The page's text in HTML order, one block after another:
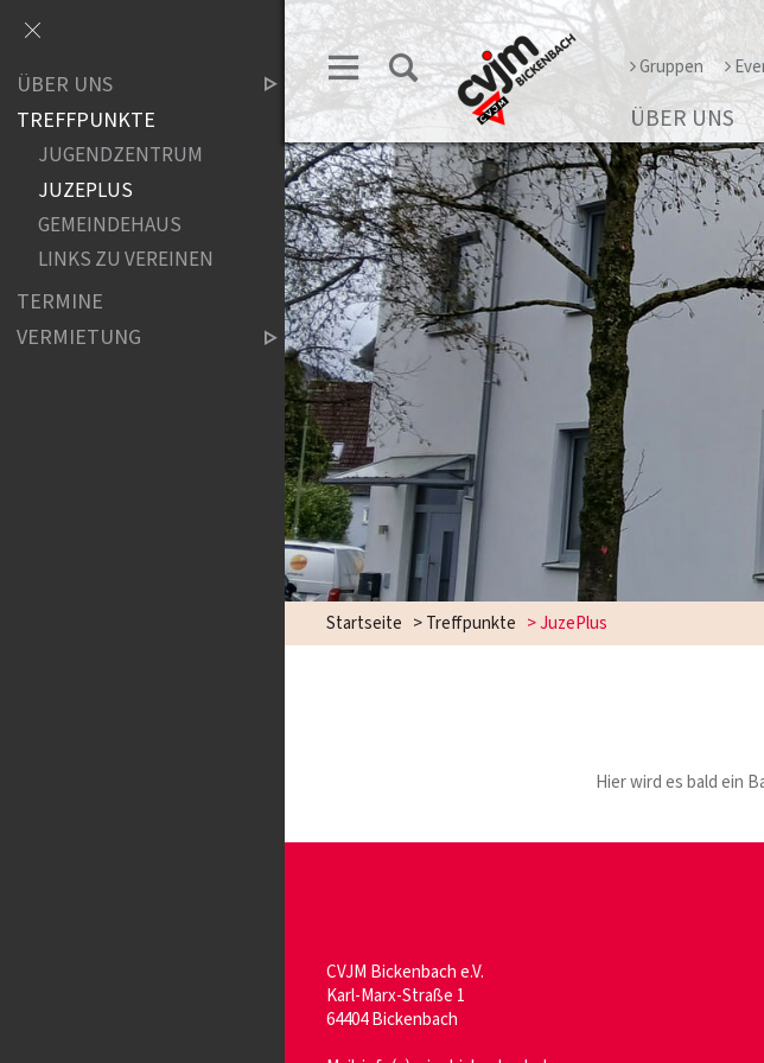
Gruppen
ÜBER UNS
Startseite >Treffpunkte >JuzePlus
Hier wird es bald ein
CVJM Bickenbach e.V.
Karl-Marx-Straße 1
64404 Bickenbach
ÜBER UNS
TREFFPUNKTE
JUGENDZENTRUM
JUZEPLUS
GEMEINDEHAUS
LINKS ZU VEREINEN
TERMINE
VERMIETUNG